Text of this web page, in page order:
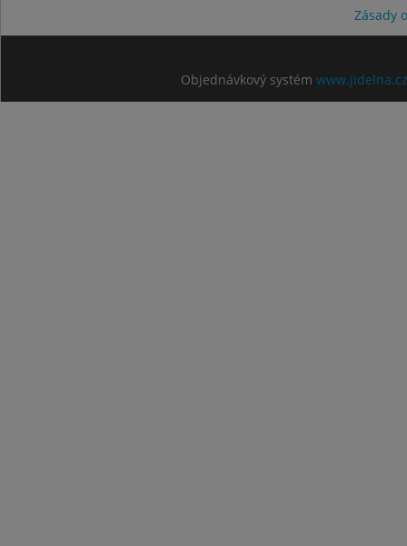
Zásady
Objednávkový systém www.jidelna.cz